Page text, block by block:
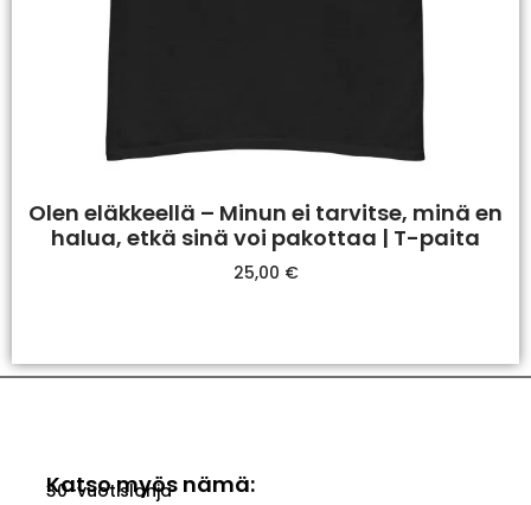
Olen eläkkeellä – Minun ei tarvitse, minä en
halua, etkä sinä voi pakottaa | T-paita
25,00 €
Katso myös nämä:
30-vuotislahja